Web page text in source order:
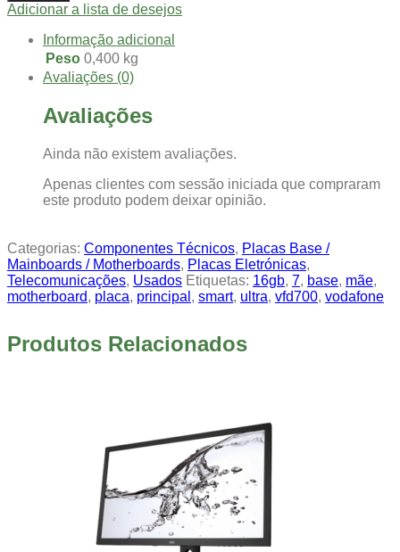
Adicionar a lista de desejos
Informação adicional
Peso 0,400 kg
Avaliações (0)
Avaliações
Ainda não existem avaliações.
Apenas clientes com sessão iniciada que compraram
este produto podem deixar opinião.
Categorias: Componentes Técnicos, Placas Base /
Mainboards / Motherboards, Placas Eletrónicas,
Telecomunicações, Usados Etiquetas: 16gb, 7, base, mãe,
motherboard, placa, principal , smart, ultra, vfd700, vodafone
Produtos Relacionados